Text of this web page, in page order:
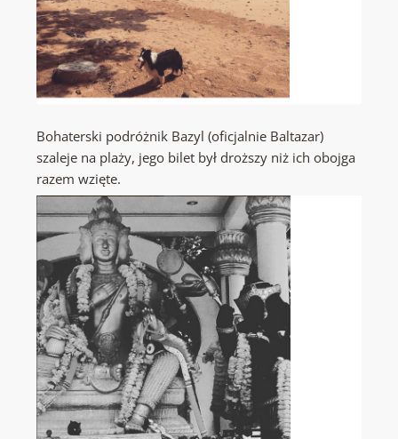
Bohaterski podróżnik Bazyl (oficjalnie Baltazar)
szaleje na plaży, jego bilet był droższy niż ich obojga
razem wzięte.